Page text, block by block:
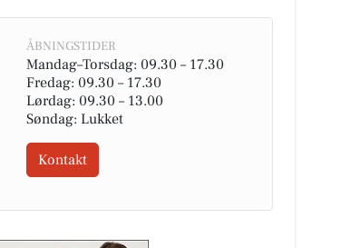
ÅBNINGSTIDER
Mandag–Torsdag: 09.30 – 17.30
Fredag: 09.30 – 17.30
Lørdag: 09.30 – 13.00
Søndag: Lukket
Kontakt